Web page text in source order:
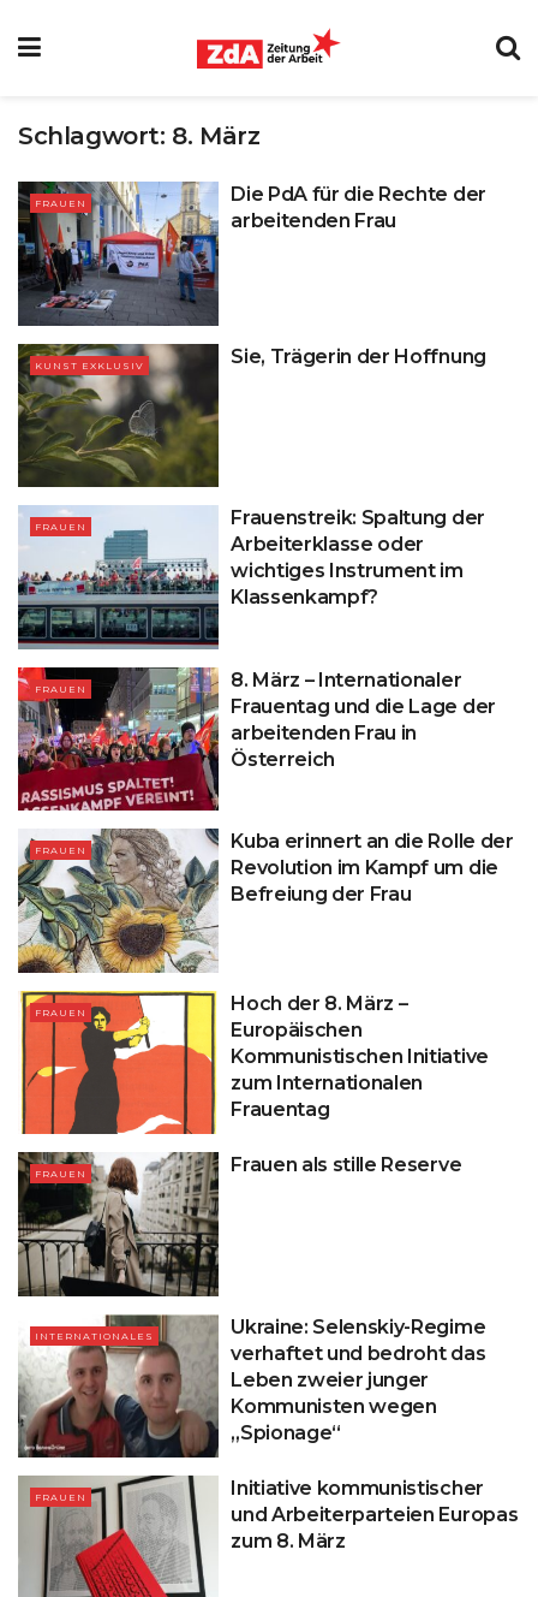
Schlagwort: 8. März
FRAUEN
Die PdA für die Rechte der
arbeitenden Frau
KUNST EXKLUSIV Sie, Trägerin der Hoffnung
FRAUEN
Frauenstreik: Spaltung der
Arbeiterklasse oder
wichtiges Instrument im
Klassenkampf?
FRAUEN
8. März – Internationaler
Frauentag und die Lage der
arbeitenden Frau in
Österreich
FRAUEN
Kuba erinnert an die Rolle der
Revolution im Kampf um die
Befreiung der Frau
FRAUEN
Hoch der 8. März –
Europäischen
Kommunistischen Initiative
zum Internationalen
Frauentag
FRAUEN Frauen als stille Reserve
INTERNATIONALES
Ukraine: Selenskiy-Regime
verhaftet und bedroht das
Leben zweier junger
Kommunisten wegen
„Spionage“
FRAUEN
Initiative kommunistischer
und Arbeiterparteien Europas
zum 8. März